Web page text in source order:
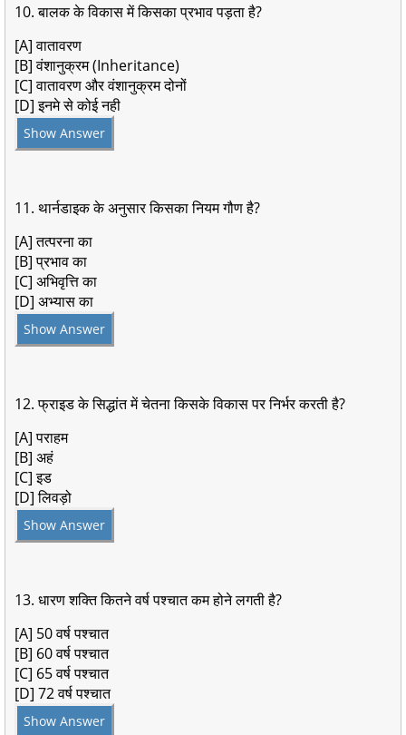
10. बालक के विकास में किसका प्रभाव पड़ता है?
[A] वातावरण
[B] वंशानुक्रम (Inheritance)
[C] वातावरण और वंशानुक्रम दोनों
[D] इनमे से कोई नही
Show Answer
11. थार्नडाइक के अनुसार किसका नियम गौण है?
[A] तत्परना का
[B] प्रभाव का
[C] अभिवृत्ति का
[D] अभ्यास का
Show Answer
12. फ्राइड के सिद्धांत में चेतना किसके विकास पर निर्भर करती है?
[A] पराहम
[B] अहं
[C] इड
[D] लिवड़ो
Show Answer
13. धारण शक्ति कितने वर्ष पश्चात कम होने लगती है?
[A] 50 वर्ष पश्चात
[B] 60 वर्ष पश्चात
[C] 65 वर्ष पश्चात
[D] 72 वर्ष पश्चात
Show Answer